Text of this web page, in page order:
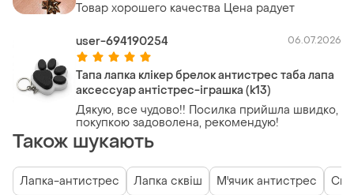
Товар хорошего качества Цена радует
user-694190254 06.07.2026
Тапа лапка клікер брелок антистрес таба лапа
аксессуар антістрес-іграшка (k13)
Дякую, все чудово!! Посилка прийшла швидко,
покупкою задоволена, рекомендую!
Також шукають
Лапка-антистрес Лапка сквіш М'ячик антистрес